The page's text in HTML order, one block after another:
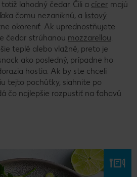
lahodný čedar. Čili a cícer majú
čomu nezaniknú, a listový
okoreniť. Ak uprednostňujete
čedar strúhanou mozzarellou
teplé alebo vlažné, preto je
ako posledný, prípadne ho
hostia. Ak by ste chceli
tejto pochúťky, siahnite po
čo najlepšie rozpustiť na ťahavú